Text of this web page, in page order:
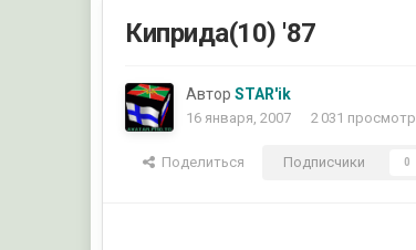
Киприда(10) '87
АвторSTAR'ik
16 января, 2007 2 031 просмотр
Поделиться Подписчики 0